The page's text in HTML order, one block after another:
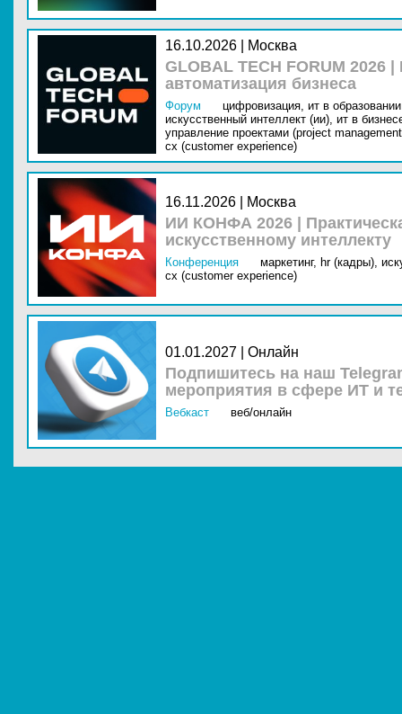
16.10.2026 | Москва
GLOBAL TECH FORUM
автоматизация бизнеса
Форум цифровизация, ит в
искусственный интеллект (ии), ит в
управление проектами (project
cx (customer experience)
16.11.2026 | Москва
ИИ КОНФА 2026 |
искусственному интеллекту
Конференция маркетинг, hr (кадры),
cx (customer experience)
01.01.2027 | Онлайн
Подпишитесь на наш
мероприятия в сфере ИТ и
Вебкаст веб/онлайн